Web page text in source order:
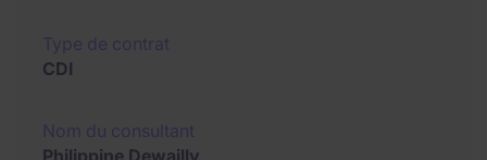
CDI
Philippine Dewailly